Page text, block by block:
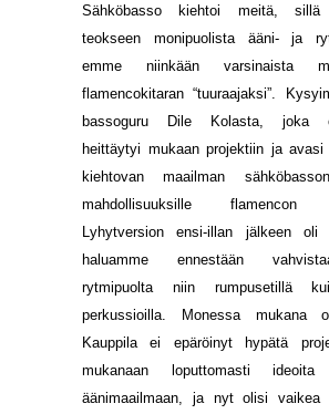
Sähköbasso kiehtoi meitä, sillä
teokseen monipuolista ääni- ja
emme niinkään varsinaista
flamencokitaran “tuuraajaksi”.
bassoguru Dile Kolasta, joka
heittäytyi mukaan projektiin ja avasi
kiehtovan maailman
mahdollisuuksille flamencon
Lyhytversion ensi-illan jälkeen
haluamme ennestään
rytmipuolta niin rumpusetillä
perkussioilla. Monessa mukana
Kauppila ei epäröinyt hypätä
mukanaan loputtomasti ideoita
äänimaailmaan, ja nyt olisi vaikea